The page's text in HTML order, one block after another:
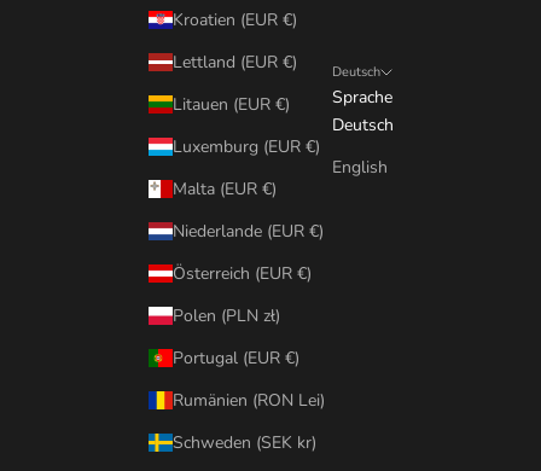
Kroatien (EUR €)
Lettland (EUR €)
Litauen (EUR €)
Luxemburg (EUR €)
Malta (EUR €)
Niederlande (EUR €)
Österreich (EUR €)
Polen (PLN zł)
Portugal (EUR €)
Rumänien (RON Lei)
Schweden (SEK kr)
Deutsch
Sprache
Deutsch
English